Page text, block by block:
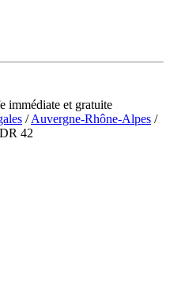
immédiate et gratuite
/Auvergne-Rhône-Alpes /
42